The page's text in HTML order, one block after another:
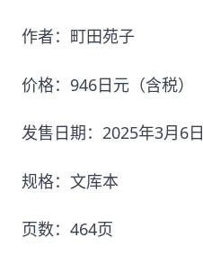
作者：町田苑子
价格：946日元（含税）
发售日期：2025年3月6日
规格：文库本
页数：464页